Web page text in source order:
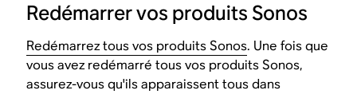
Redémarrer vos produits Sonos
Redémarrez tous vos produits Sonos. Une fois que
vous avez redémarré tous vos produits Sonos,
assurez-vous qu'ils apparaissent tous dans